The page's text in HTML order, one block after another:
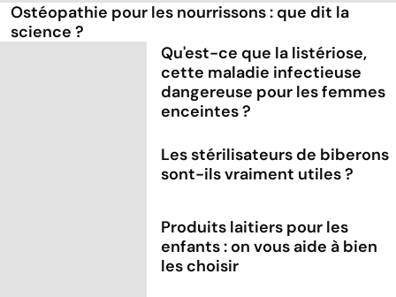
Ostéopathie pour les nourrissons : que dit la
science ?
Qu'est-ce que la listériose,
cette maladie infectieuse
dangereuse pour les femmes
enceintes ?
Les stérilisateurs de biberons
sont-ils vraiment utiles ?
Produits laitiers pour les
enfants : on vous aide à bien
les choisir